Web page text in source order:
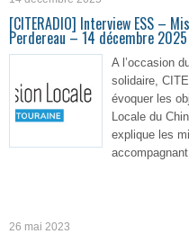
[CITERADIO] Interview ESS –
Perdereau – 14 décembre 2025
A l’occasion
solidaire,
évoquer les
Locale du
explique les
26 mai 2023